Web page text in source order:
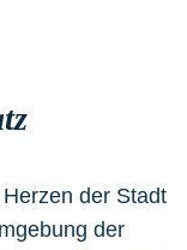
der Stadt
der